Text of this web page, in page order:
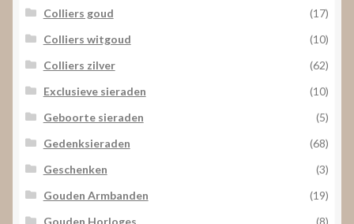
Colliers goud
(17)
Colliers witgoud
(10)
Colliers zilver
(62)
Exclusieve sieraden
(10)
Geboorte sieraden
(5)
Gedenksieraden
(68)
Geschenken
(3)
Gouden Armbanden
(19)
Gouden Horloges
(8)